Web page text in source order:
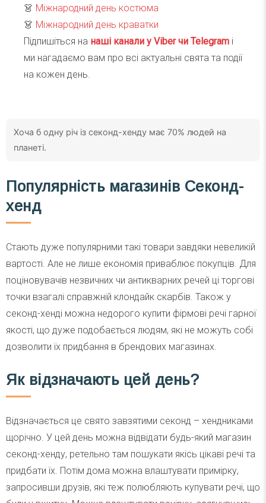
👗 Міжнародний день костюма
👗 Міжнародний день краватки
Підпишіться на наші канали у Viber чи Telegram і
ми нагадаємо вам про всі актуальні свята та події
на кожен день.
Хоча б одну річ із секонд-хенду має 70% людей на
планеті.
Популярність магазинів Секонд-
хенд
Стають дуже популярними такі товари завдяки невеликій
вартості. Але не лише економія приваблює покупців. Для
поціновувачів незвичних чи антикварних речей ці торгові
точки взагалі справжній клондайк скарбів. Також у
секонд-хенді можна недорого купити фірмові речі гарної
якості, що дуже подобається людям, які не можуть собі
дозволити їх придбання в брендових магазинах.
Як відзначають цей день?
Відзначається це свято завзятими секонд – хендниками
щорічно. У цей день можна відвідати будь-який магазин
секонд-хенду, ретельно там пошукати якісь цікаві речі та
придбати їх. Потім дома можна влаштувати примірку,
запросивши друзів, які теж полюбляють купувати речі, що